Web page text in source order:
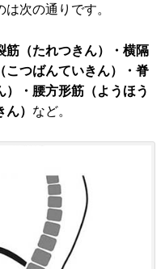
次の通りです。
筋（たれつきん）・横隔
こつばんていきん）・脊
・腰方形筋（ようほう
） など。